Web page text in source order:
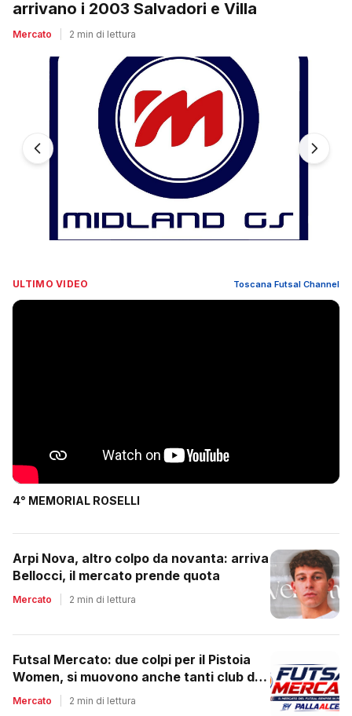
arrivano i 2003 Salvadori e Villa
Mercato 2 min di lettura
ULTIMO VIDEO Toscana Futsal Channel
4° MEMORIAL ROSELLI
Arpi Nova, altro colpo da novanta: arriva
Bellocci, il mercato prende quota
Mercato 2 min di lettura
Futsal Mercato: due colpi per il Pistoia
Women, si muovono anche tanti club del
regionale
Mercato 2 min di lettura